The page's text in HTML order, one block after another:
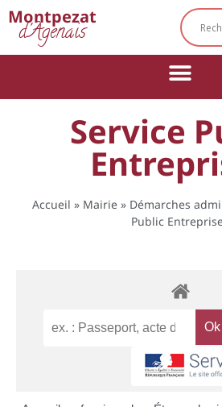
Montpezat
d'Agenais
Service
Accueil » Mairie » Démarches
Public
Cookies management panel